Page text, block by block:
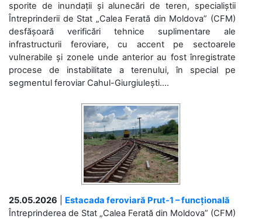
sporite de inundații și alunecări de teren, specialiștii
Întreprinderii de Stat „Calea Ferată din Moldova” (CFM)
desfășoară verificări tehnice suplimentare ale
infrastructurii feroviare, cu accent pe sectoarele
vulnerabile și zonele unde anterior au fost înregistrate
procese de instabilitate a terenului, în special pe
segmentul feroviar Cahul-Giurgiulești....
25.05.2026
Estacada feroviară Prut-1 – funcțională
Întreprinderea de Stat „Calea Ferată din Moldova” (CFM)